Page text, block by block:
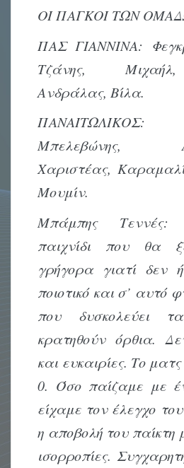
ΟΙ ΠΑΓΚΟΙ ΤΩΝ
ΠΑΣ ΓΙΑΝΝΙΝΑ:
Τζάνης,
Ανδράλας, Βίλα.
ΠΑΝΑΙΤΩΛΙΚΟΣ:
Μπελεβώνης,
Χαριστέας,
Μουμίν.
Μπάμπης
παιχνίδι που θα
γρήγορα γιατί δεν
ποιοτικό και σ’ αυτό
που δυσκολεύει
κρατηθούν όρθια.
και ευκαιρίες. Το
0. Όσο παίζαμε με
είχαμε τον έλεγχο
η αποβολή του παίκτη
ισορροπίες.